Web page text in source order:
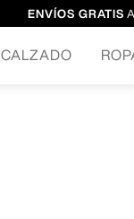
ENVÍOS GRATIS
CALZADO